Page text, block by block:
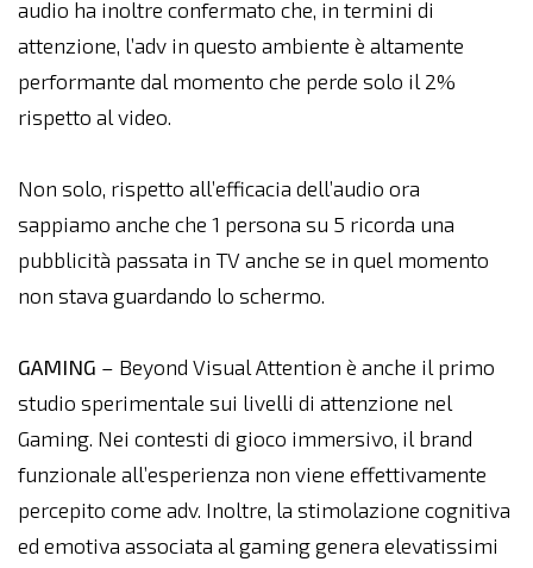
audio ha inoltre confermato che, in termini di
attenzione, l’adv in questo ambiente è altamente
performante dal momento che perde solo il 2%
rispetto al video.
Non solo, rispetto all’efficacia dell’audio ora
sappiamo anche che 1 persona su 5 ricorda una
pubblicità passata in TV anche se in quel momento
non stava guardando lo schermo.
GAMING – Beyond Visual Attention è anche il primo
studio sperimentale sui livelli di attenzione nel
Gaming. Nei contesti di gioco immersivo, il brand
funzionale all’esperienza non viene effettivamente
percepito come adv. Inoltre, la stimolazione cognitiva
ed emotiva associata al gaming genera elevatissimi